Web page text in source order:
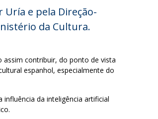
e pela Direção-
da Cultura.
contribuir, do ponto de vista
espanhol, especialmente do
da inteligência artificial